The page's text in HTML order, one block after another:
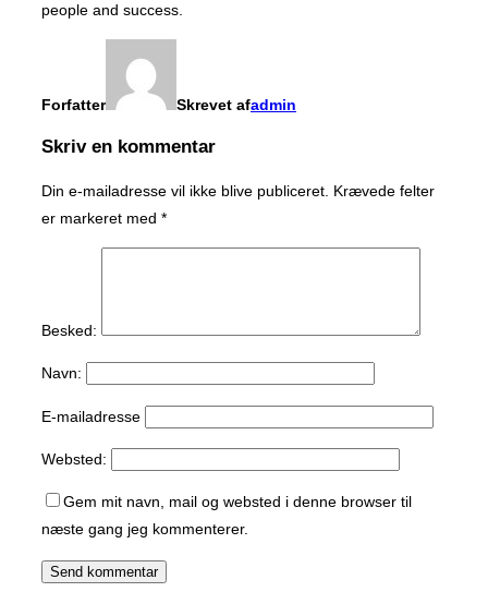
people and success.
Forfatter Skrevet afadmin
Skriv en kommentar
Din e-mailadresse vil ikke blive publiceret. Krævede felter
er markeret med *
Besked:
Navn:
E-mailadresse
Websted:
Gem mit navn, mail og websted i denne browser til
næste gang jeg kommenterer.